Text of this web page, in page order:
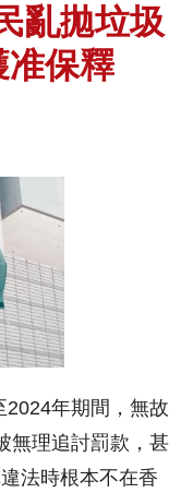
亂拋垃圾
准保釋
年期間，無故
無理追討罰款，甚
法時根本不在香